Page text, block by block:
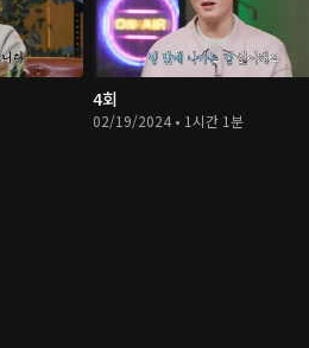
4회
02/19/2024 • 1시간 1분